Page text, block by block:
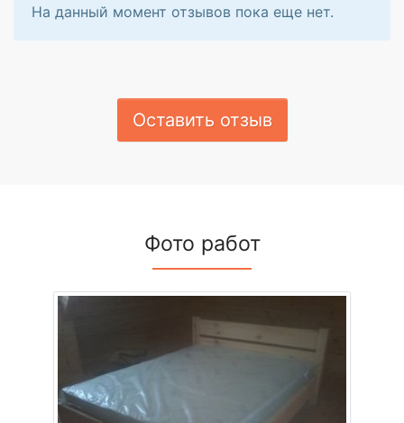
На данный момент отзывов пока еще нет.
Оставить отзыв
Фото работ